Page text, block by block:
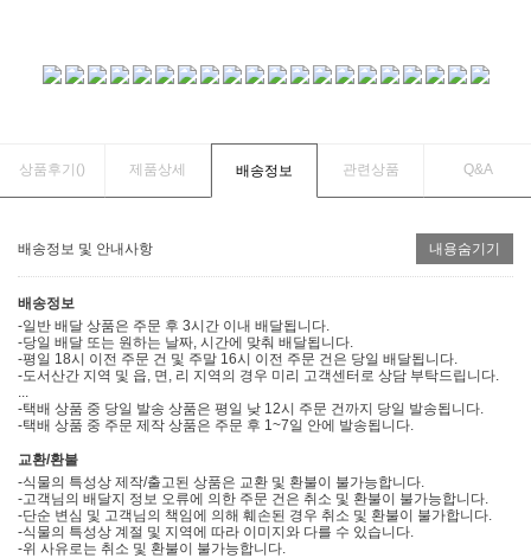
상품후기() 제품상세 배송정보 관련상품 Q&A
배송정보 및 안내사항 내용숨기기
배송정보
-일반 배달 상품은 주문 후 3시간 이내 배달됩니다.
-당일 배달 또는 원하는 날짜, 시간에 맞춰 배달됩니다.
-평일 18시 이전 주문 건 및 주말 16시 이전 주문 건은 당일 배달됩니다.
-도서산간 지역 및 읍, 면, 리 지역의 경우 미리 고객센터로 상담 부탁드립니다.
-택배 상품 중 당일 발송 상품은 평일 낮 12시 주문 건까지 당일 발송됩니다.
-택배 상품 중 주문 제작 상품은 주문 후 1~7일 안에 발송됩니다.
교환/환불
-식물의 특성상 제작/출고된 상품은 교환 및 환불이 불가능합니다.
-고객님의 배달지 정보 오류에 의한 주문 건은 취소 및 환불이 불가능합니다.
-단순 변심 및 고객님의 책임에 의해 훼손된 경우 취소 및 환불이 불가합니다.
-식물의 특성상 계절 및 지역에 따라 이미지와 다를 수 있습니다.
-위 사유로는 취소 및 환불이 불가능합니다.